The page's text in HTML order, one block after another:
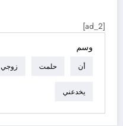
[ad_2]
وسم
أن حلمت زوجي
يخدعني